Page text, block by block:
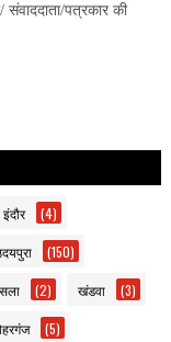
पत्रकार की
इंदौर (4)
(150)
(2) खंडवा (3)
(5)